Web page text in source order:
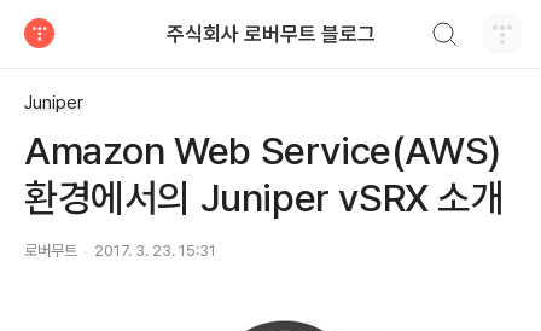
주식회사 로버무트 블로그
Juniper
Amazon Web Service(AWS)
환경에서의 Juniper vSRX 소개
로버무트 2017. 3. 23. 15:31